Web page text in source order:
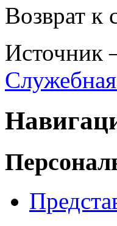
Возврат к
Источник